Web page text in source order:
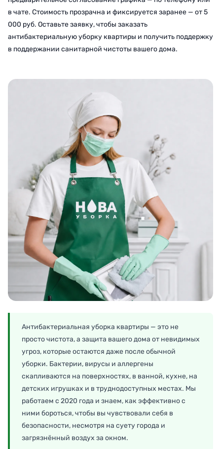
в чате. Стоимость прозрачна и фиксируется заранее — от 5
000 руб. Оставьте заявку, чтобы заказать
антибактериальную уборку квартиры и получить поддержку
в поддержании санитарной чистоты вашего дома.
Антибактериальная уборка квартиры — это не
просто чистота, а защита вашего дома от невидимых
угроз, которые остаются даже после обычной
уборки. Бактерии, вирусы и аллергены
скапливаются на поверхностях, в ванной, кухне, на
детских игрушках и в труднодоступных местах. Мы
работаем с 2020 года и знаем, как эффективно с
ними бороться, чтобы вы чувствовали себя в
безопасности, несмотря на суету города и
загрязнённый воздух за окном.